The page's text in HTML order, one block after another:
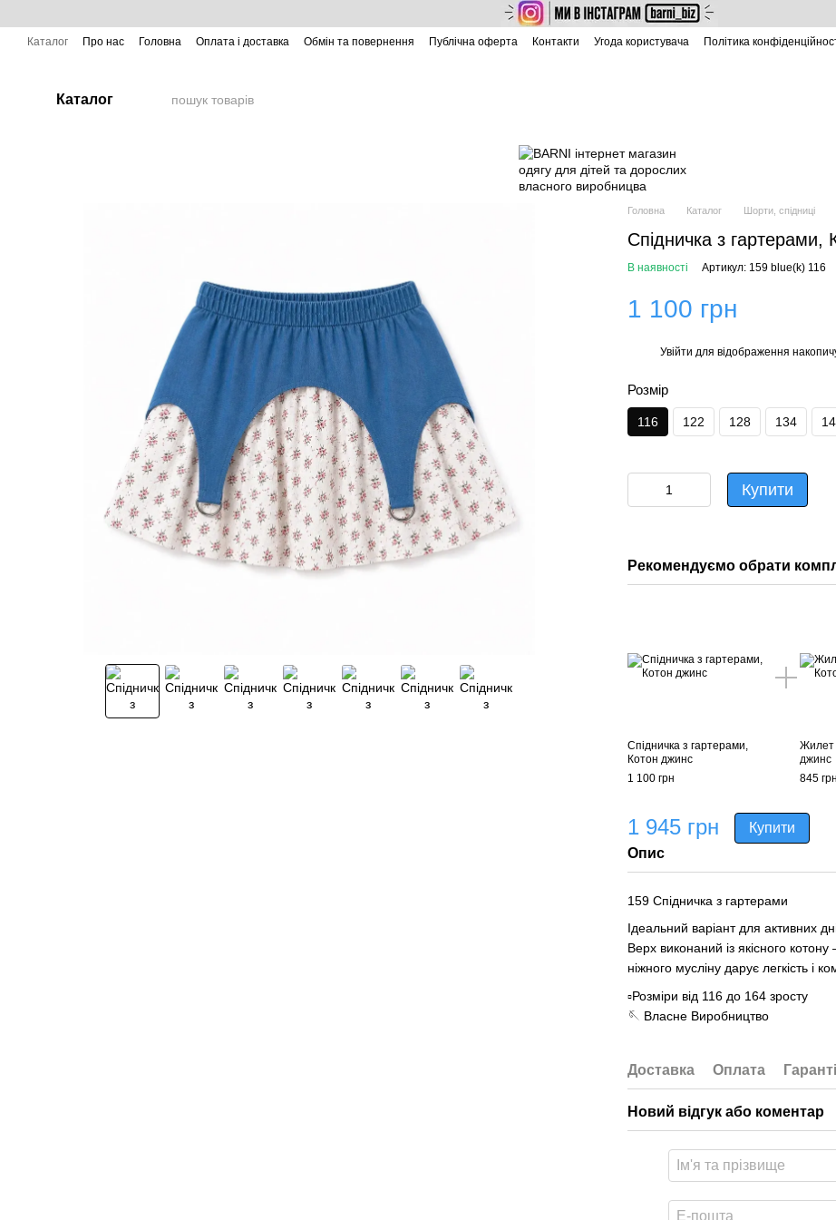
Каталог Про нас Головна Оплата і доставка Обмін та повернення Публічна оферта Контакти Угода користувача Політика
Каталог
Головна Каталог Шорти, спідниці
Спідничка з гартерами,
В наявності Артикул: 159 blue(k) 116
1 100 грн
Увійти для відображення
Розмір
116 122 128 134
Купити
Рекомендуємо обрати
Спідничка з гартерами,
Котон джинс
1 100 грн
Жилет
джинс
845 грн
1 945 грн
Купити
Опис
159 Спідничка з гартерами
Ідеальний варіант для активних
Верх виконаний із якісного
ніжного мусліну дарує легкість і
▫️Розміри від 116 до 164 зросту
🪡 Власне Виробництво
Доставка Оплата
Новий відгук або коментар